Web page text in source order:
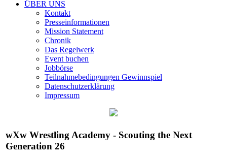
ÜBER UNS
Kontakt
Presseinformationen
Mission Statement
Chronik
Das Regelwerk
Event buchen
Jobbörse
Teilnahmebedingungen Gewinnspiel
Datenschutzerklärung
Impressum
wXw Wrestling Academy - Scouting the Next
Generation 26